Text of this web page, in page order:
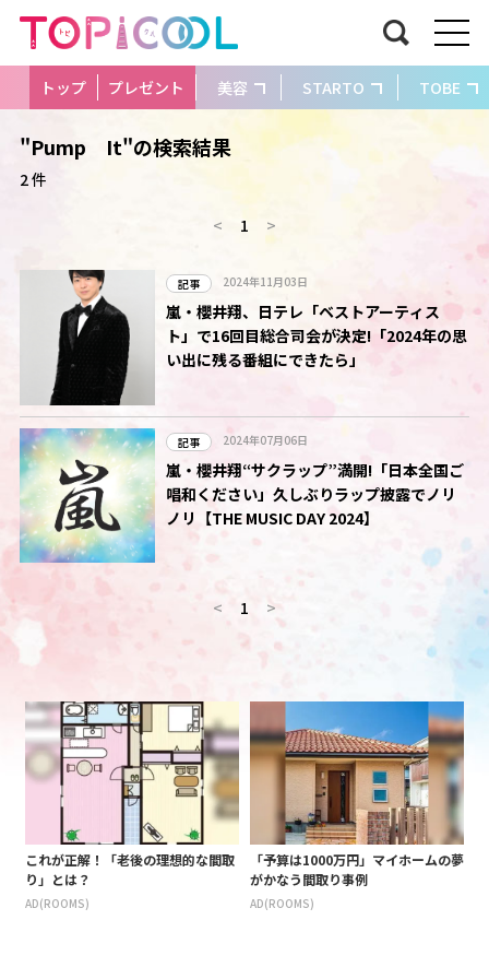
トップ プレゼント 美容 STARTO TOBE
"Pump It"の検索結果
2 件
< 1 >
記事 2024年11月03日
嵐・櫻井翔、日テレ「ベストアーティス
ト」で16回目総合司会が決定!「2024年の思
い出に残る番組にできたら」
記事 2024年07月06日
嵐・櫻井翔“サクラップ”満開!「日本全国ご
唱和ください」久しぶりラップ披露でノリ
ノリ【THE MUSIC DAY 2024】
< 1 >
これが正解！「老後の理想的な間取
り」とは？
AD(ROOMS)
「予算は1000万円」マイホームの夢
がかなう間取り事例
AD(ROOMS)